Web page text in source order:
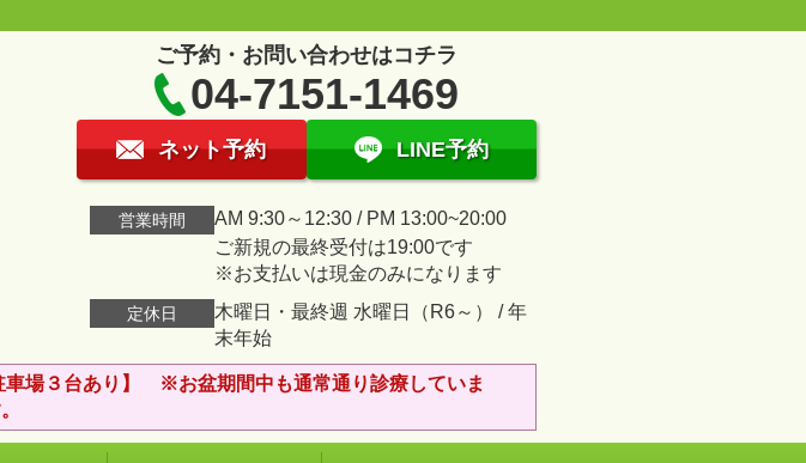
ご予約・お問い合わせはコチラ
04-7151-1469
ネット予約 LINE予約
営業時間
AM 9:30～12:30 / PM 13:00~20:00
ご新規の最終受付は19:00です
※お支払いは現金のみになります
定休日
木曜日・最終週 水曜日（R6～） / 年
末年始
車場３台あり】 ※お盆期間中も通常通り診療していま